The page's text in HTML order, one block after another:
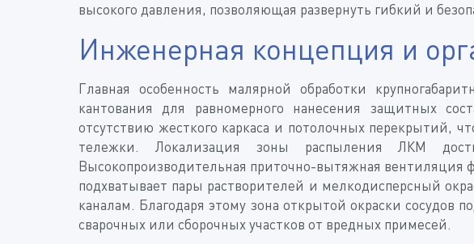
высокого давления, позволяющая развернуть гибкий и
Инженерная концепция и
Главная особенность малярной обработки
кантования для равномерного нанесения защитных
отсутствию жесткого каркаса и потолочных перекрытий,
тележки. Локализация зоны распыления ЛКМ
Высокопроизводительная приточно-вытяжная
подхватывает пары растворителей и мелкодисперсный
каналам. Благодаря этому зона открытой окраски
сварочных или сборочных участков от вредных примесей.